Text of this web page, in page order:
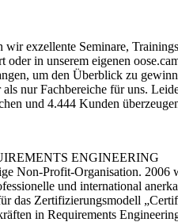
wir exzellente Seminare,
in unserem eigenen
um den Überblick zu
nur Fachbereiche für uns.
und 4.444 Kunden
ENGINEERING
Non-Profit-Organisation. 2006
und international
das Zertifizierungsmodell
in Requirements